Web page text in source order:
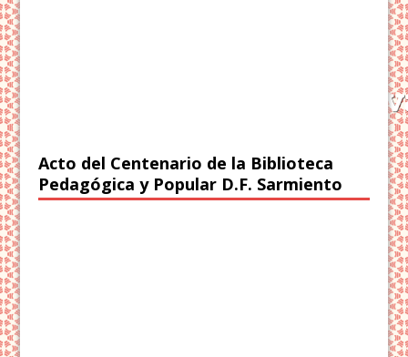
Acto del Centenario de la Biblioteca
Pedagógica y Popular D.F. Sarmiento